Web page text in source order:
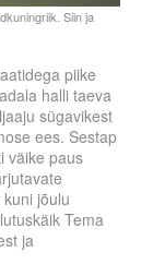
piike
halli taeva
sügavikest
ees. Sestap
väike paus
jõulu
Tema
ja